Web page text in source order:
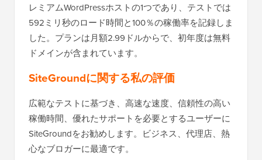
レミアムWordPressホストの1つであり、テストでは
592ミリ秒のロード時間と100％の稼働率を記録しま
した。プランは月額2.99ドルからで、初年度は無料
ドメインが含まれています。
SiteGroundに関する私の評価
広範なテストに基づき、高速な速度、信頼性の高い
稼働時間、優れたサポートを必要とするユーザーに
SiteGroundをお勧めします。ビジネス、代理店、熱
心なブロガーに最適です。